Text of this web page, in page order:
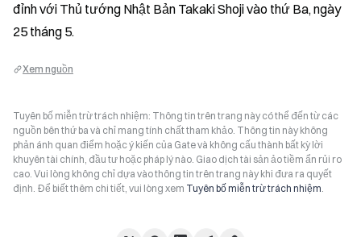
đỉnh với Thủ tướng Nhật Bản Takaki Shoji vào thứ Ba, ngày
25 tháng 5.
Xem nguồn
Tuyên bố miễn trừ trách nhiệm: Thông tin trên trang này có thể đến từ các
nguồn bên thứ ba và chỉ mang tính chất tham khảo. Thông tin này không
phản ánh quan điểm hoặc ý kiến của Gate và không cấu thành bất kỳ lời
khuyên tài chính, đầu tư hoặc pháp lý nào. Giao dịch tài sản ảo tiềm ẩn rủi ro
cao. Vui lòng không chỉ dựa vào thông tin trên trang này khi đưa ra quyết
định. Để biết thêm chi tiết, vui lòng xem Tuyên bố miễn trừ trách nhiệm.